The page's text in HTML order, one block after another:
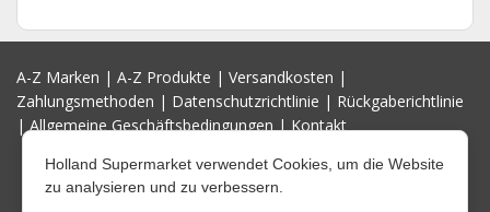
A-Z Marken | A-Z Produkte | Versandkosten |
Zahlungsmethoden | Datenschutzrichtlinie | Rückgaberichtlinie
|Allgemeine Geschäftsbedingungen|Kontakt
Holland Supermarket verwendet Cookies, um die Website
zu analysieren und zu verbessern.